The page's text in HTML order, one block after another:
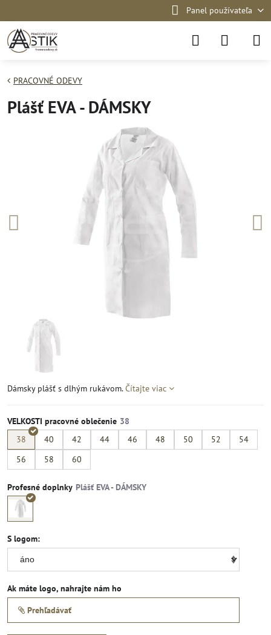
Panel používateľa
PRACOVNÉ ODEVY
Plášť EVA - DÁMSKY
Dámsky plášť s dlhým rukávom.Čítajte viac
VELKOSTI pracovné oblečenie
38
40 42 44 46 48 50 52
54
56
58 60
Profesné doplnky
S logom:
Ak máte logo, nahrajte nám ho
Prehľadávať